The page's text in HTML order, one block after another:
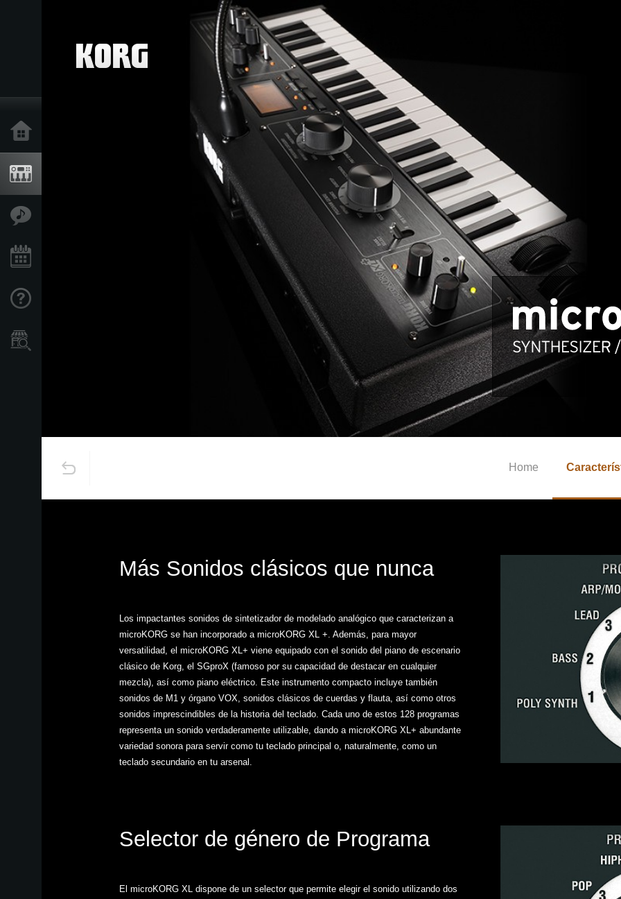
Home
Más Sonidos clásicos que nunca
Los impactantes sonidos de sintetizador de modelado analógico que caracterizan a
microKORG se han incorporado a microKORG XL +. Además, para mayor
versatilidad, el microKORG XL+ viene equipado con el sonido del piano de escenario
clásico de Korg, el SGproX (famoso por su capacidad de destacar en cualquier
mezcla), así como piano eléctrico. Este instrumento compacto incluye también
sonidos de M1 y órgano VOX, sonidos clásicos de cuerdas y flauta, así como otros
sonidos imprescindibles de la historia del teclado. Cada uno de estos 128 programas
representa un sonido verdaderamente utilizable, dando a microKORG XL+ abundante
variedad sonora para servir como tu teclado principal o, naturalmente, como un
teclado secundario en tu arsenal.
Selector de género de Programa
El microKORG XL dispone de un selector que permite elegir el sonido utilizando dos